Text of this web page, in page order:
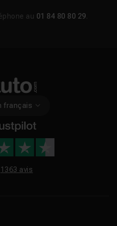
au 01 84 80 80 29
français
1363 avis